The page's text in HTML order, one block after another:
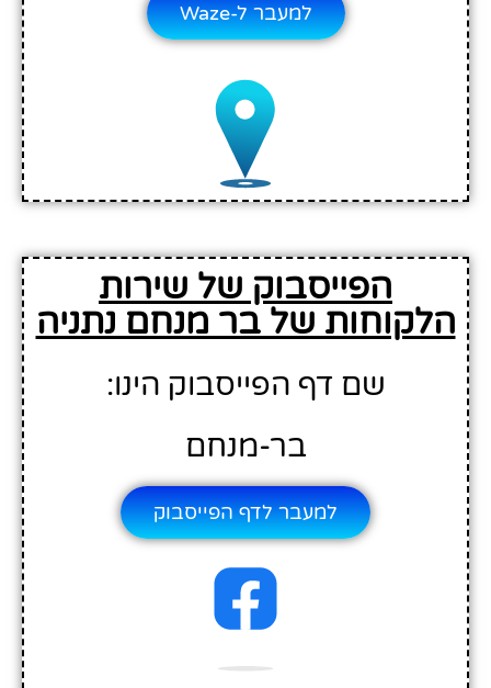
למעבר ל-Waze
הפייסבוק של שירות
הלקוחות של בר מנחם נתניה
שם דף הפייסבוק הינו:
בר-מנחם
למעבר לדף הפייסבוק